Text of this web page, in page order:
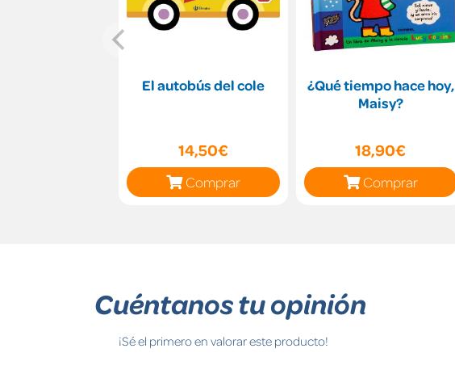
El autobús del cole
14,50€
Comprar
¿Qué tiempo hace hoy,
Maisy?
18,90€
Comprar
Cuéntanos tu opinión
¡Sé el primero en valorar este producto!